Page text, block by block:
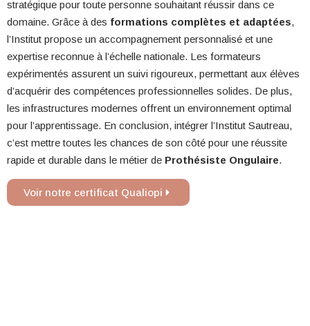
stratégique pour toute personne souhaitant réussir dans ce
domaine. Grâce à des formations complètes et adaptées,
l’Institut propose un accompagnement personnalisé et une
expertise reconnue à l’échelle nationale. Les formateurs
expérimentés assurent un suivi rigoureux, permettant aux élèves
d’acquérir des compétences professionnelles solides. De plus,
les infrastructures modernes offrent un environnement optimal
pour l’apprentissage. En conclusion, intégrer l’Institut Sautreau,
c’est mettre toutes les chances de son côté pour une réussite
rapide et durable dans le métier de Prothésiste Ongulaire.
Voir notre certificat Qualiopi